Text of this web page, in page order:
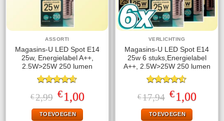
ASSORTI
Magasins-U LED Spot E14
25w, Energielabel A++,
2.5W>25W 250 lumen
Gewaardeerd
4.60uit 5
€2,99 Oorspronkelijke
prijs
was:
€2,99.
€1,00Huidige
prijs
is:
€1,00.
TOEVOEGEN
VERLICHTING
Magasins-U LED Spot E14
25w 6 stuks,Energielabel
A++, 2.5W>25W 250 lumen
Gewaardeerd
4.50uit 5
€17,94 Oorspronkelijke
prijs
was:
€17,94.
€1,00Huidige
prijs
TOEVOEGEN